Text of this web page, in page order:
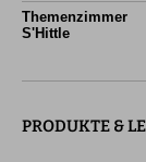
Themenzimmer
S'Hittle
PRODUKTE &